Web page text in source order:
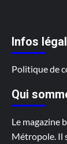
Infos
Politique de
Qui
Le magazine
Métropole. Il